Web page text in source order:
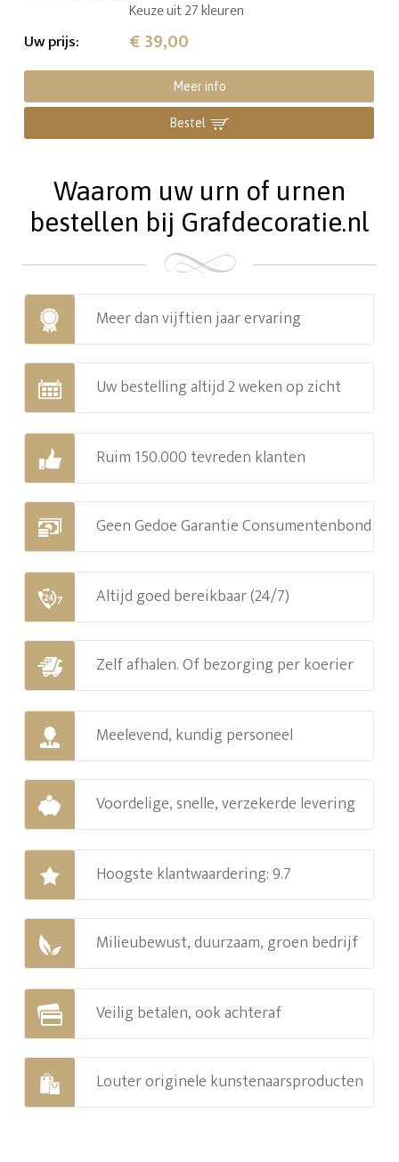
Keuze uit 27 kleuren
Uw prijs: € 39,00
Meer info
Bestel
Waarom uw urn of urnen
bestellen bij Grafdecoratie.nl
Meer dan vijftien jaar ervaring
Uw bestelling altijd 2 weken op zicht
Ruim 150.000 tevreden klanten
Geen Gedoe Garantie Consumentenbond
Altijd goed bereikbaar (24/7)
Zelf afhalen. Of bezorging per koerier
Meelevend, kundig personeel
Voordelige, snelle, verzekerde levering
Hoogste klantwaardering: 9.7
Milieubewust, duurzaam, groen bedrijf
Veilig betalen, ook achteraf
Louter originele kunstenaarsproducten